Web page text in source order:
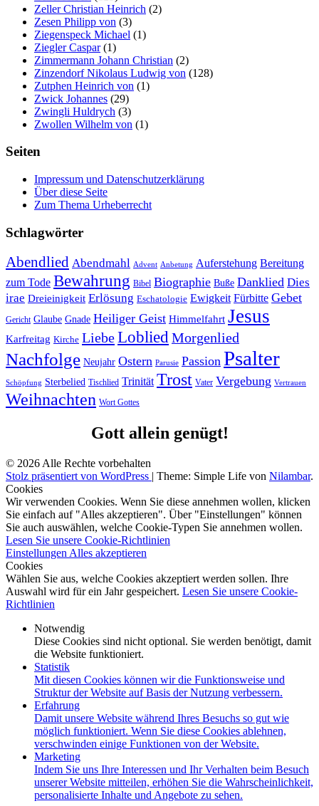
Zeller Christian Heinrich (2)
Zesen Philipp von (3)
Ziegenspeck Michael (1)
Ziegler Caspar(1)
Zimmermann Johann Christian (2)
Zinzendorf Nikolaus Ludwig von (128)
Zutphen Heinrich von (1)
Zwick Johannes (29)
Zwingli Huldrych (3)
Zwollen Wilhelm von (1)
Seiten
Impressum und Datenschutzerklärung
Über diese Seite
Zum Thema Urheberrecht
Schlagwörter
Abendlied Abendmahl Advent Anbetung Auferstehung Bereitung
zum Tode Bewahrung Bibel Biographie Buße Danklied Dies
irae Dreieinigkeit Erlösung Eschatologie Ewigkeit Fürbitte Gebet
Gericht Glaube Gnade Heiliger Geist Himmelfahrt Jesus
Karfreitag Kirche LiebeLobliedMorgenlied
Nachfolge Neujahr Ostern Parusie Passion Psalter
Schöpfung Sterbelied Tischlied Trinität Trost Vater Vergebung Vertrauen
Weihnachten Wort Gottes
Gott allein genügt!
© 2026 Alle Rechte vorbehalten
Stolz präsentiert von WordPress | Theme: Simple Life von Nilambar.
Cookies
Wir verwenden Cookies. Wenn Sie diese annehmen wollen, klicken
Sie einfach auf "Alles akzeptieren". Über "Einstellungen" können
Sie auch auswählen, welche Cookie-Typen Sie annehmen wollen.
Lesen Sie unsere Cookie-Richtlinien
Einstellungen Alles akzeptieren
Cookies
Wählen Sie aus, welche Cookies akzeptiert werden sollen. Ihre
Auswahl wird für ein Jahr gespeichert. Lesen Sie unsere Cookie-
Richtlinien
Notwendig
Diese Cookies sind nicht optional. Sie werden benötigt, damit
die Website funktioniert.
Statistik
Mit diesen Cookies können wir die Funktionsweise und
Struktur der Website auf Basis der Nutzung verbessern.
Erfahrung
Damit unsere Website während Ihres Besuchs so gut wie
möglich funktioniert. Wenn Sie diese Cookies ablehnen,
verschwinden einige Funktionen von der Website.
Marketing
Indem Sie uns Ihre Interessen und Ihr Verhalten beim Besuch
unserer Website mitteilen, erhöhen Sie die Wahrscheinlichkeit,
personalisierte Inhalte und Angebote zu sehen.